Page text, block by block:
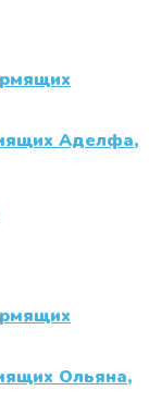
Аделфа,
Ольяна,